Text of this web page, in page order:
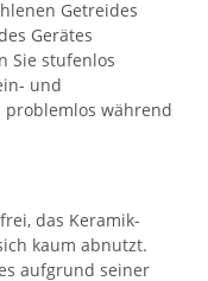
Getreides
Gerätes
Sie stufenlos
und
problemlos während
das Keramik-
kaum abnutzt.
aufgrund seiner